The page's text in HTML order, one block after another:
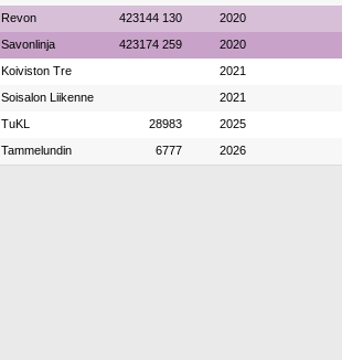
Revon 423144 130 2020
Savonlinja 423174 259 2020
Koiviston Tre 2021
Soisalon Liikenne 2021
TuKL 28983 2025
Tammelundin 6777 2026